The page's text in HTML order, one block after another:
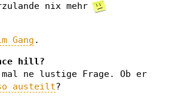
nix mehr
Gang .
hill?
ne lustige Frage. Ob er
austeilt?